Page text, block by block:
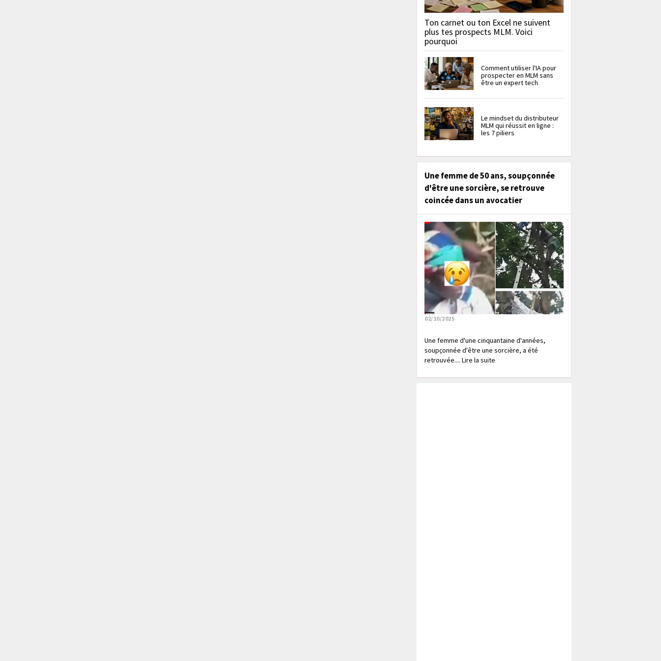
Ton carnet ou ton Excel ne suivent
plus tes prospects MLM. Voici
pourquoi
Comment utiliser l'IA pour
prospecter en MLM sans
être un expert tech
Le mindset du distributeur
MLM qui réussit en ligne :
les 7 piliers
Une femme de 50 ans, soupçonnée
d'être une sorcière, se retrouve
coincée dans un avocatier
02/10/2025
Une femme d'une cinquantaine d'années,
soupçonnée d'être une sorcière, a été
retrouvée.... Lire la suite